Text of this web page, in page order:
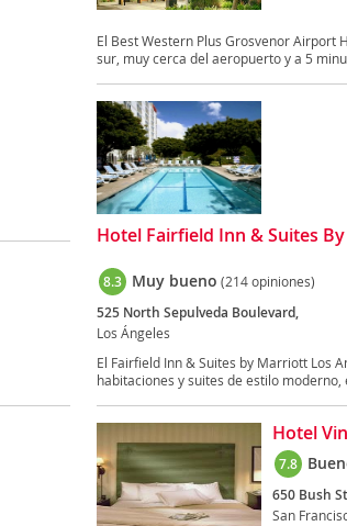
El Best Western Plus Grosvenor Airport
sur, muy cerca del aeropuerto y a 5
Hotel Fairfield Inn & Suites
8.3 Muy bueno (214 opiniones)
525 North Sepulveda Boulevard,
Los Ángeles
El Fairfield Inn & Suites by Marriott Los
habitaciones y suites de estilo moderno,
Hotel
7.8
650 Bush
San